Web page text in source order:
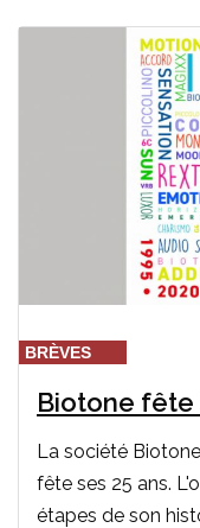
BRÈVES
Biotone fête
La société
fête ses 25 ans.
étapes de son